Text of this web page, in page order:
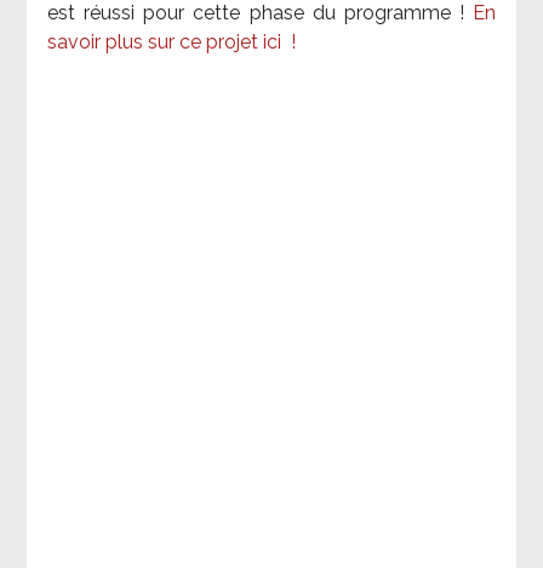
est réussi pour cette phase du programme ! En
savoir plus sur ce projet ici !